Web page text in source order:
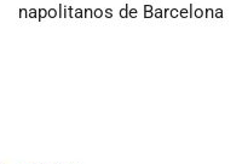
napolitanos de Barcelona